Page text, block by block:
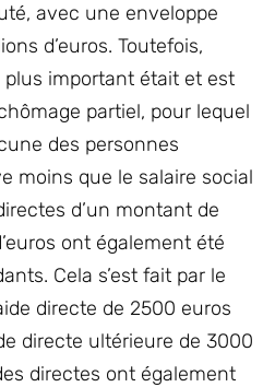
avec une enveloppe
d’euros. Toutefois,
plus important était et est
partiel, pour lequel
des personnes
moins que le salaire social
d’un montant de
ont également été
Cela s’est fait par le
directe de 2500 euros
directe ultérieure de 3000
directes ont également